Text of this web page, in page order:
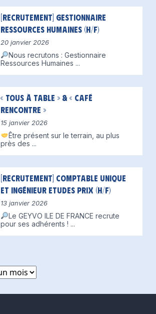
[Recrutement] Gestionnaire
Ressources Humaines (H/F)
20 janvier 2026
Nous recrutons : Gestionnaire
Ressources Humaines ...
« Tous à table » & « Café
Rencontre »
15 janvier 2026
Être présent sur le terrain, au plus
près des ...
[Recrutement] Comptable unique
et Ingénieur Etudes Prix (H/F)
13 janvier 2026
Le GEYVO ILE DE FRANCE recrute
pour ses adhérents ! ...